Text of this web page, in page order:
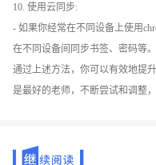
10. 使用云同步:
- 如果你经常在不同设备上使用
在不同设备间同步书签、密码等。
通过上述方法，你可以有效地提
是最好的老师，不断尝试和调整